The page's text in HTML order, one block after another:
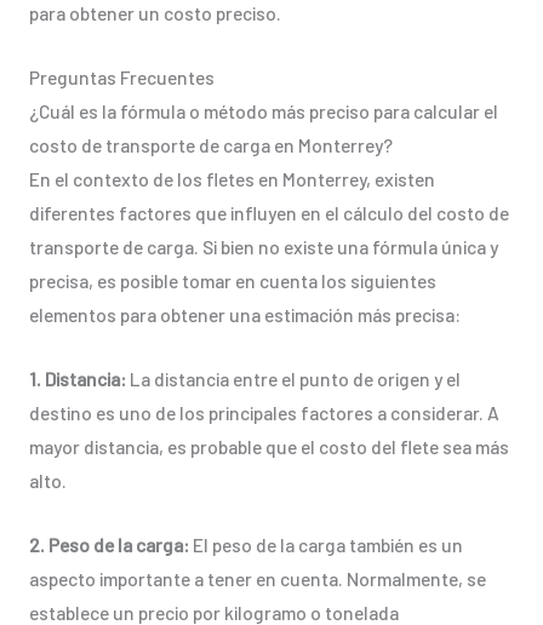
para obtener un costo preciso.
Preguntas Frecuentes
¿Cuál es la fórmula o método más preciso para calcular el
costo de transporte de carga en Monterrey?
En el contexto de los fletes en Monterrey, existen
diferentes factores que influyen en el cálculo del costo de
transporte de carga. Si bien no existe una fórmula única y
precisa, es posible tomar en cuenta los siguientes
elementos para obtener una estimación más precisa:
1. Distancia: La distancia entre el punto de origen y el
destino es uno de los principales factores a considerar. A
mayor distancia, es probable que el costo del flete sea más
alto.
2. Peso de la carga: El peso de la carga también es un
aspecto importante a tener en cuenta. Normalmente, se
establece un precio por kilogramo o tonelada